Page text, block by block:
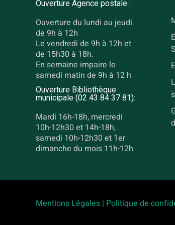
Ouverture Agence postale :
Ouverture du lundi au jeudi
de 9h à 12h
Le vendredi de 9h à 12h et
de 15h30 à 18h.
En semaine impaire le
samedi matin de 9h à 12 h
Ouverture Bibliothèque
municipale (02 43 84 37 81):
Mardi 16h-18h, mercredi
10h-12h30 et 14h-18h,
samedi 10h-12h30 et 1er
dimanche du mois 11h-12h
Mentions Légales | Politique de